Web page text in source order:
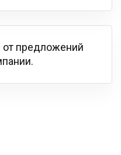
предложений